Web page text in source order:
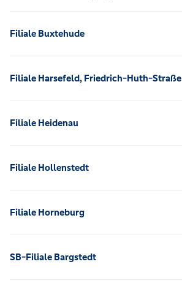
Filiale Buxtehude
Filiale Harsefeld, Friedrich-Huth-Straße
Filiale Heidenau
Filiale Hollenstedt
Filiale Horneburg
SB-Filiale Bargstedt